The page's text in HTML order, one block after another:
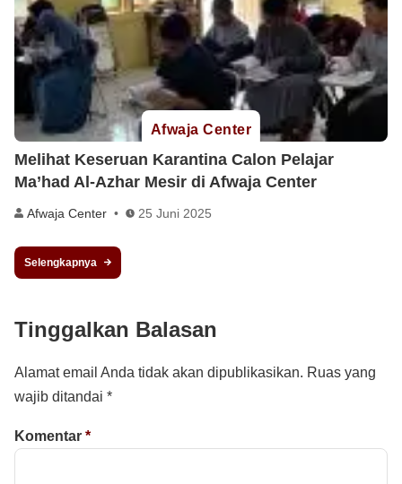
Afwaja Center
Melihat Keseruan Karantina Calon Pelajar
Ma’had Al-Azhar Mesir di Afwaja Center
Afwaja Center 25 Juni 2025
Selengkapnya
Tinggalkan Balasan
Alamat email Anda tidak akan dipublikasikan. Ruas yang
wajib ditandai *
Komentar *